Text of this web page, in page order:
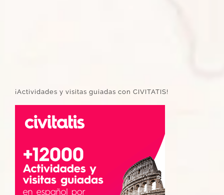
¡Actividades y visitas guiadas con CIVITATIS!